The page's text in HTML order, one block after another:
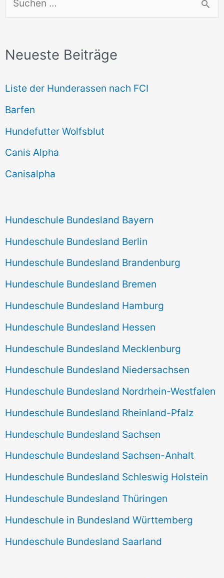
u
h
n
n
a
c
h
Neueste Beiträge
Liste der Hunderassen nach FCI
Barfen
Hundefutter Wolfsblut
Canis Alpha
Canisalpha
Hundeschule Bundesland Bayern
Hundeschule Bundesland Berlin
Hundeschule Bundesland Brandenburg
Hundeschule Bundesland Bremen
Hundeschule Bundesland Hamburg
Hundeschule Bundesland Hessen
Hundeschule Bundesland Mecklenburg
Hundeschule Bundesland Niedersachsen
Hundeschule Bundesland Nordrhein-Westfalen
Hundeschule Bundesland Rheinland-Pfalz
Hundeschule Bundesland Sachsen
Hundeschule Bundesland Sachsen-Anhalt
Hundeschule Bundesland Schleswig Holstein
Hundeschule Bundesland Thüringen
Hundeschule in Bundesland Württemberg
Hundeschule Bundesland Saarland